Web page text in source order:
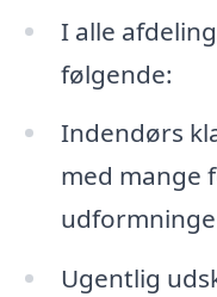
I alle
følgende:
Indendørs
med mange
Ugentlig